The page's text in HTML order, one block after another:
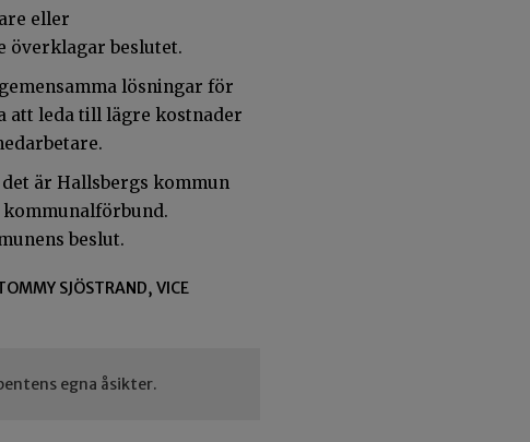
eller
överklagar beslutet.
lösningar för
att leda till lägre kostnader
är Hallsbergs kommun
kommunalförbund.
beslut.
SJÖSTRAND, VICE
egna åsikter.